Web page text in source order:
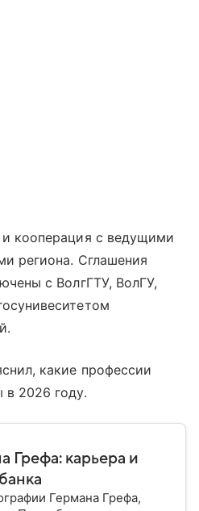
кооперация с ведущими
региона. Сглашения
с ВолгГТУ, ВолГУ,
какие профессии
в 2026 году.
Грефа: карьера и
Германа Грефа,